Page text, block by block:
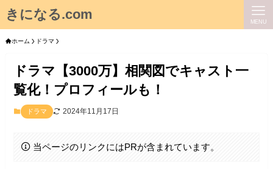
きになる.com MENU
ホーム ドラマ
ドラマ【3000万】相関図でキャスト一
覧化！プロフィールも！
ドラマ 2024年11月17日
当ページのリンクにはPRが含まれています。